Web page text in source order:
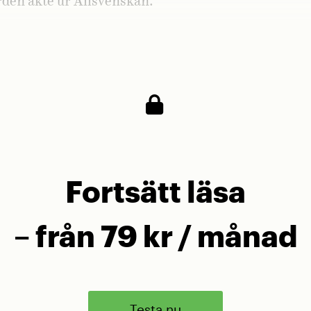
Fortsätt läsa
– från 79 kr / månad